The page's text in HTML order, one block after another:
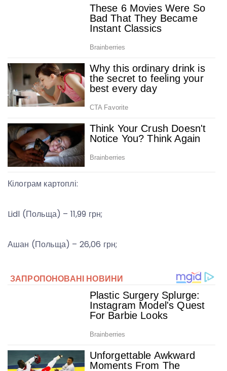
Кілограм картоплі:
Lidl (Польща) – 11,99 грн;
Ашан (Польща) – 26,06 грн;